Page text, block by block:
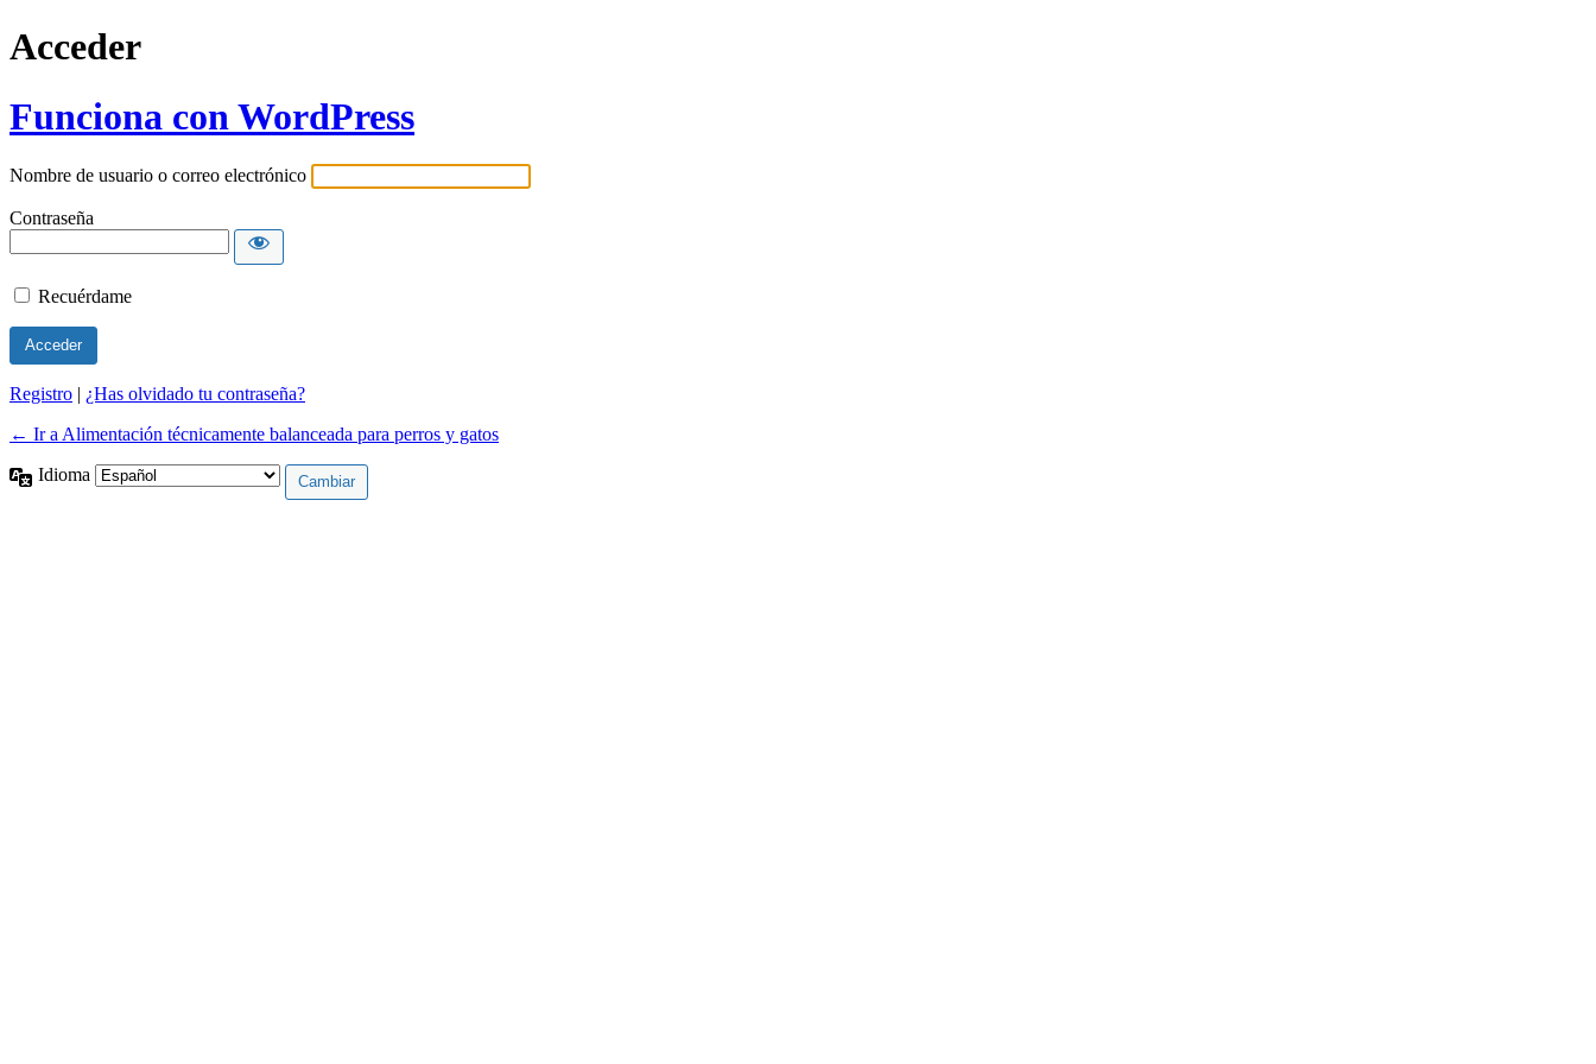
Acceder
Funciona con WordPress
Nombre de usuario o correo electrónico
Contraseña
Recuérdame
Registro | ¿Has olvidado tu contraseña?
← Ir a Alimentación técnicamente balanceada para perros y gatos
Idioma